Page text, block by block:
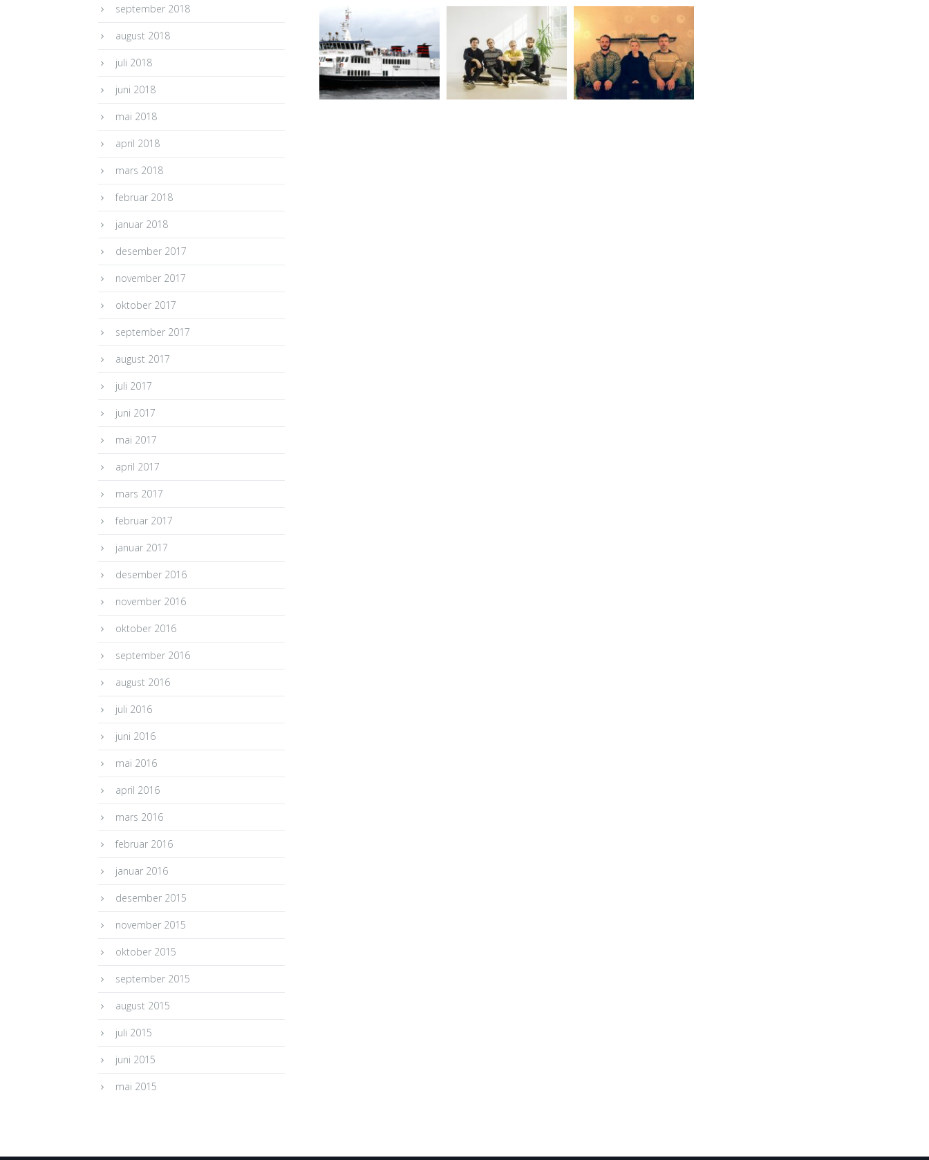
september 2018
august 2018
juli 2018
juni 2018
mai 2018
april 2018
mars 2018
februar 2018
januar 2018
desember 2017
november 2017
oktober 2017
september 2017
august 2017
juli 2017
juni 2017
mai 2017
april 2017
mars 2017
februar 2017
januar 2017
desember 2016
november 2016
oktober 2016
september 2016
august 2016
juli 2016
juni 2016
mai 2016
april 2016
mars 2016
februar 2016
januar 2016
desember 2015
november 2015
oktober 2015
september 2015
august 2015
juli 2015
juni 2015
mai 2015